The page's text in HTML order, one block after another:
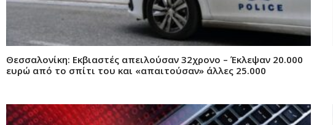
Θεσσαλονίκη: Εκβιαστές απειλούσαν 32χρονο – Έκλεψαν 20.000
ευρώ από το σπίτι του και «απαιτούσαν» άλλες 25.000